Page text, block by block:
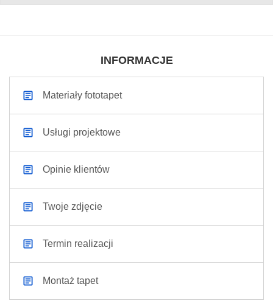
INFORMACJE
Materiały fototapet
Usługi projektowe
Opinie klientów
Twoje zdjęcie
Termin realizacji
Montaż tapet